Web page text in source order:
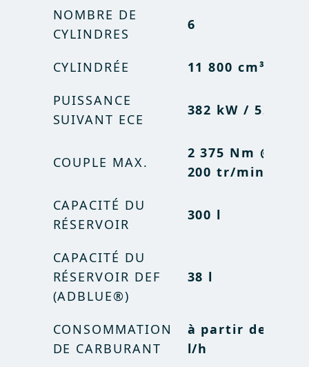
NOMBRE DE
CYLINDRES
6
CYLINDRÉE
11 800 cm³
PUISSANCE
SUIVANT ECE
382 kW / 520 ch
COUPLE MAX.
2 375 Nm @ 1
200 tr/min
CAPACITÉ DU
RÉSERVOIR
300 l
CAPACITÉ DU
RÉSERVOIR DEF
(ADBLUE®)
38 l
CONSOMMATION
DE CARBURANT
à partir de 17
l/h
NOMBRE DE
CYLINDRÉE
11,800 cc
SELON CEE
512 hp
COUPLE
MAX. (600)
@ 1,200
CAPACITÉ DU
RÉSERVOIR
79 gal
CONSOMMATION
DE CARBURANT
de 4.49
gal/h